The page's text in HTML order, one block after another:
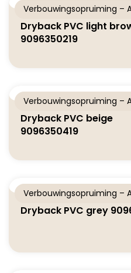
Verbouwingsopruiming –
Dryback PVC light
9096350219
Verbouwingsopruiming –
Dryback PVC beige
9096350419
Verbouwingsopruiming –
Dryback PVC grey